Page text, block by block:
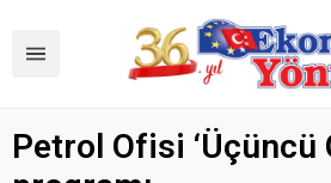
Petrol Ofisi ‘Üçüncü